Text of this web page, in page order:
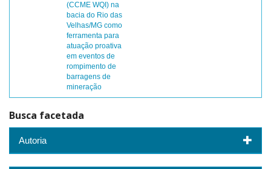
(CCME WQI) na
bacia do Rio das
Velhas/MG como
ferramenta para
atuação proativa
em eventos de
rompimento de
barragens de
mineração
Busca facetada
Autoria